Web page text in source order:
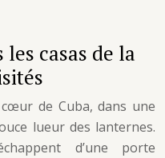
les casas de la
de Cuba, dans une
lueur des lanternes.
d’une porte